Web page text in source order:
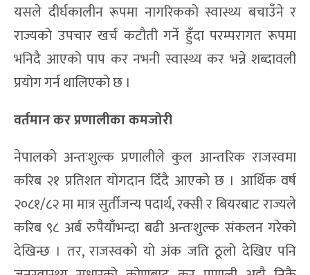
यसले दीर्घकालीन रूपमा नागरिकको स्वास्थ्य बचाउँने र
राज्यको उपचार खर्च कटौती गर्ने हुँदा परम्परागत रूपमा
भनिदै आएको पाप कर नभनी स्वास्थ्य कर भन्ने शब्दावली
प्रयोग गर्न थालिएको छ ।
वर्तमान कर प्रणालीका कमजोरी
नेपालको अन्तःशुल्क प्रणालीले कुल आन्तरिक राजस्वमा
करिब २१ प्रतिशत योगदान दिँदै आएको छ । आर्थिक वर्ष
२०८१/८२ मा मात्र सुर्तीजन्य पदार्थ, रक्सी र बियरबाट राज्यले
करिब ९८ अर्ब रुपैयाँभन्दा बढी अन्तःशुल्क संकलन गरेको
देखिन्छ । तर, राजस्वको यो अंक जति ठूलो देखिए पनि